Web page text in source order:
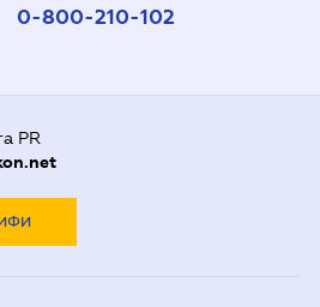
0-800-210-102
PR